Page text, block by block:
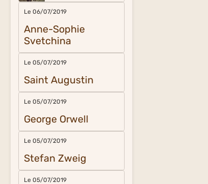
Le 06/07/2019
Anne-Sophie
Svetchina
Le 05/07/2019
Saint Augustin
Le 05/07/2019
George Orwell
Le 05/07/2019
Stefan Zweig
Le 05/07/2019